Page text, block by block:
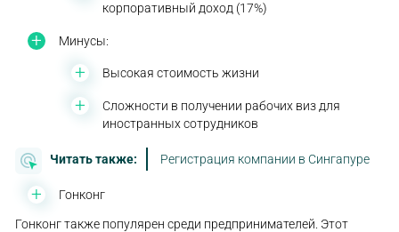
корпоративный доход (17%)
Минусы:
Высокая стоимость жизни
Сложности в получении рабочих виз для
иностранных сотрудников
Читать также: Регистрация компании в Сингапуре
Гонконг
Гонконг также популярен среди предпринимателей. Этот